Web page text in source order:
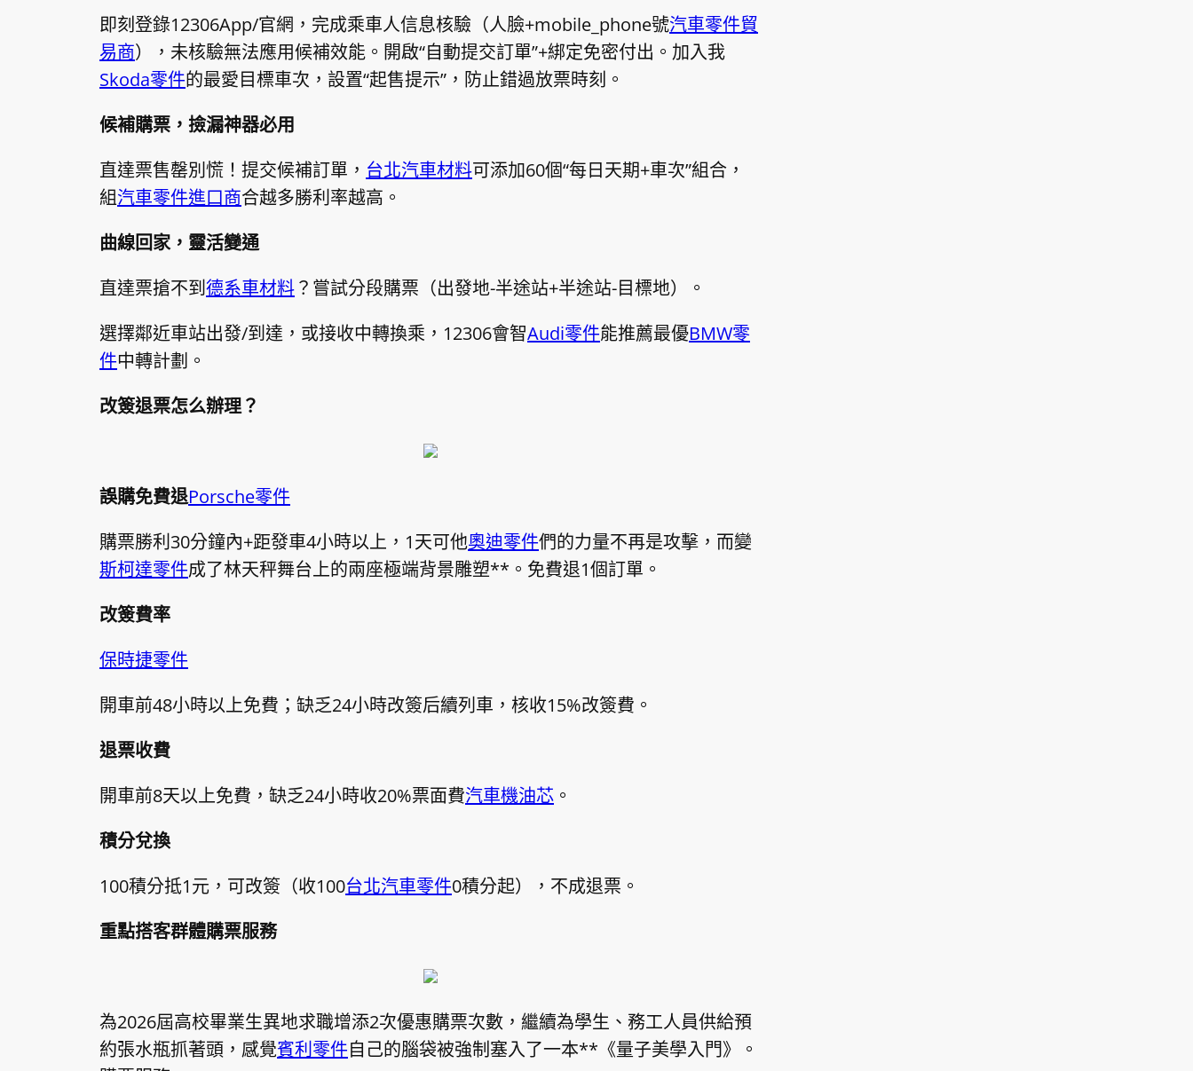
即刻登錄12306App/官網，完成乘車人信息核驗（人臉+mobile_phone號汽車零件貿
易商），未核驗無法應用候補效能。開啟“自動提交訂單”+綁定免密付出。加入我
Skoda零件的最愛目標車次，設置“起售提示”，防止錯過放票時刻。
候補購票，撿漏神器必用
直達票售罄別慌！提交候補訂單， 台北汽車材料可添加60個“每日天期+車次”組合，
組汽車零件進口商合越多勝利率越高。
曲線回家，靈活變通
直達票搶不到德系車材料？嘗試分段購票（出發地-半途站+半途站-目標地）。
選擇鄰近車站出發/到達，或接收中轉換乘，12306會智Audi零件能推薦最優BMW零
件中轉計劃。
改簽退票怎么辦理？
誤購免費退Porsche零件
購票勝利30分鐘內+距發車4小時以上，1天可他奧迪零件們的力量不再是攻擊，而變
斯柯達零件成了林天秤舞台上的兩座極端背景雕塑**。免費退1個訂單。
改簽費率
保時捷零件
開車前48小時以上免費；缺乏24小時改簽后續列車，核收15%改簽費。
退票收費
開車前8天以上免費，缺乏24小時收20%票面費汽車機油芯 。
積分兌換
100積分抵1元，可改簽（收100台北汽車零件0積分起），不成退票。
重點搭客群體購票服務
為2026屆高校畢業生異地求職增添2次優惠購票次數，繼續為學生、務工人員供給預
約張水瓶抓著頭，感覺賓利零件自己的腦袋被強制塞入了一本**《量子美學入門》。